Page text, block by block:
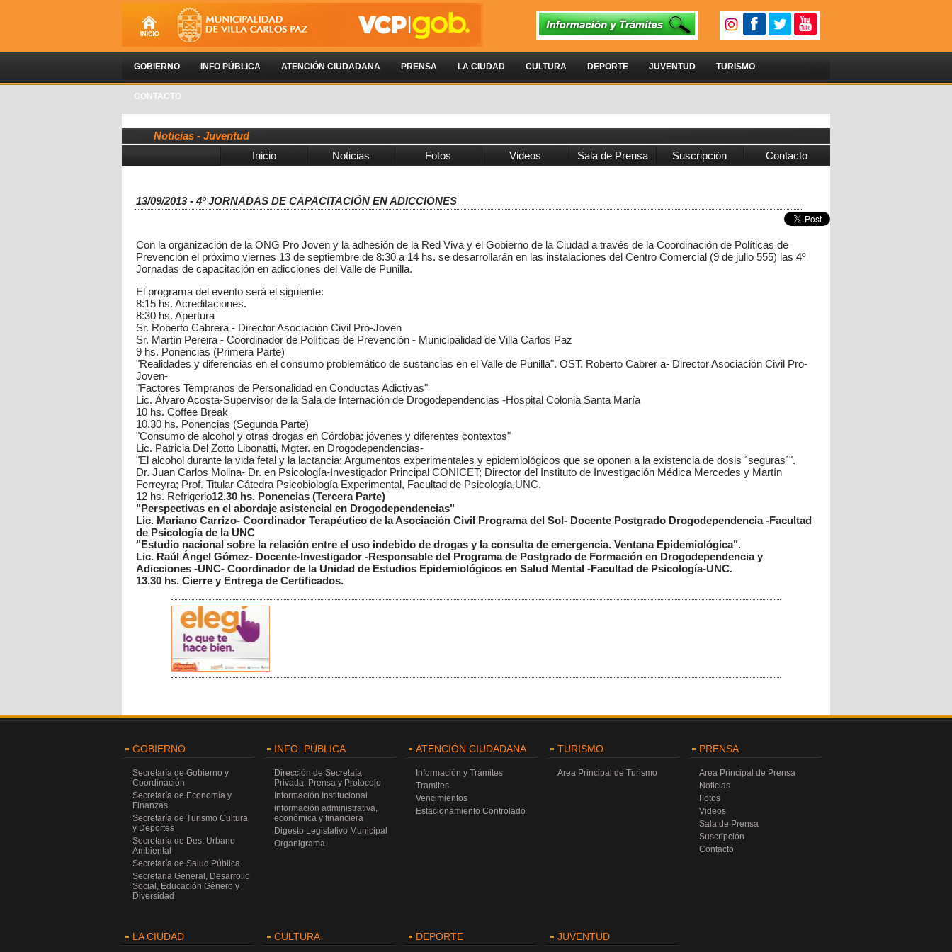
GOBIERNO INFO PÚBLICA ATENCIÓN CIUDADANA PRENSA LA CIUDAD CULTURA DEPORTE JUVENTUD TURISMO
CONTACTO
Noticias - Juventud
Inicio
Noticias Fotos Videos Sala de Prensa Suscripción Contacto
13/09/2013 - 4º JORNADAS DE CAPACITACIÓN EN ADICCIONES
Con la organización de la ONG Pro Joven y la adhesión de la Red Viva y el Gobierno de la Ciudad a través de la Coordinación de Políticas de
Prevención el próximo viernes 13 de septiembre de 8:30 a 14 hs. se desarrollarán en las instalaciones del Centro Comercial (9 de julio 555) las 4º
Jornadas de capacitación en adicciones del Valle de Punilla.
El programa del evento será el siguiente:
8:15 hs. Acreditaciones.
8:30 hs. Apertura
Sr. Roberto Cabrera - Director Asociación Civil Pro-Joven
Sr. Martín Pereira - Coordinador de Políticas de Prevención - Municipalidad de Villa Carlos Paz
9 hs. Ponencias (Primera Parte)
"Realidades y diferencias en el consumo problemático de sustancias en el Valle de Punilla". OST. Roberto Cabrer a- Director Asociación Civil Pro-
Joven-
"Factores Tempranos de Personalidad en Conductas Adictivas"
Lic. Álvaro Acosta-Supervisor de la Sala de Internación de Drogodependencias -Hospital Colonia Santa María
10 hs. Coffee Break
10.30 hs. Ponencias (Segunda Parte)
"Consumo de alcohol y otras drogas en Córdoba: jóvenes y diferentes contextos"
Lic. Patricia Del Zotto Libonatti, Mgter. en Drogodependencias-
"El alcohol durante la vida fetal y la lactancia: Argumentos experimentales y epidemiológicos que se oponen a la existencia de dosis ´seguras´".
Dr. Juan Carlos Molina- Dr. en Psicología-Investigador Principal CONICET; Director del Instituto de Investigación Médica Mercedes y Martín
Ferreyra; Prof. Titular Cátedra Psicobiología Experimental, Facultad de Psicología,UNC.
12 hs. Refrigerio12.30 hs. Ponencias (Tercera Parte)
"Perspectivas en el abordaje asistencial en Drogodependencias"
Lic. Mariano Carrizo- Coordinador Terapéutico de la Asociación Civil Programa del Sol- Docente Postgrado Drogodependencia -Facultad
de Psicología de la UNC
"Estudio nacional sobre la relación entre el uso indebido de drogas y la consulta de emergencia. Ventana Epidemiológica".
Lic. Raúl Ángel Gómez- Docente-Investigador -Responsable del Programa de Postgrado de Formación en Drogodependencia y
Adicciones -UNC- Coordinador de la Unidad de Estudios Epidemiológicos en Salud Mental -Facultad de Psicología-UNC.
13.30 hs. Cierre y Entrega de Certificados.
GOBIERNO
Secretaría de Gobierno y
Coordinación
Secretaría de Economía y
Finanzas
Secretaría de Turismo Cultura
y Deportes
Secretaría de Des. Urbano
Ambiental
Secretaría de Salud Pública
Secretaria General, Desarrollo
Social, Educación Género y
Diversidad
INFO. PÚBLICA
Dirección de Secretaía
Privada, Prensa y Protocolo
Información Institucional
información administrativa,
económica y financiera
Digesto Legislativo Municipal
Organigrama
ATENCIÓN CIUDADANA
Información y Trámites
Tramites
Vencimientos
Estacionamiento Controlado
TURISMO
Area Principal de Turismo
PRENSA
Area Principal de Prensa
Noticias
Fotos
Videos
Sala de Prensa
Suscripción
Contacto
LA CIUDAD CULTURA DEPORTE JUVENTUD